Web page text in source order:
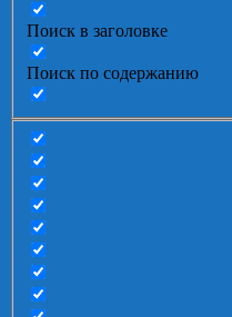
Поиск в заголовке
Поиск по содержанию